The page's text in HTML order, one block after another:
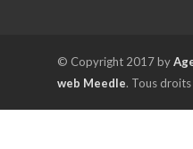
© Copyright 2017 by
web Meedle. Tous droits